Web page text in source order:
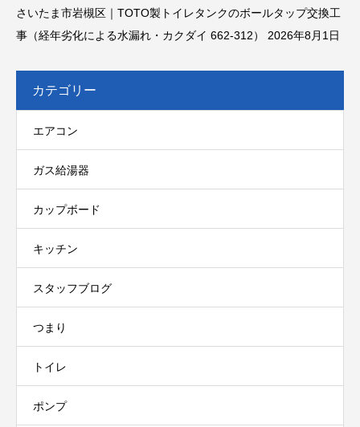
さいたま市岩槻区｜TOTO製トイレタンクのボールタップ交換工
事（経年劣化による水漏れ・カクダイ 662-312）
2026年8月1日
カテゴリー
エアコン
ガス給湯器
カップボード
キッチン
スタッフブログ
つまり
トイレ
ポンプ